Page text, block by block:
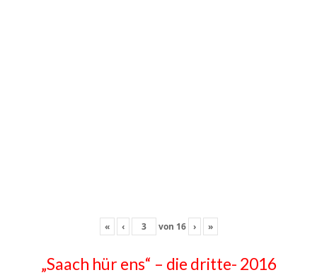
« ‹ von 16 › »
„Saach hür ens“ – die dritte- 2016